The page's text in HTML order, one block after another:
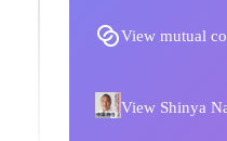
View mutual
View Shinya